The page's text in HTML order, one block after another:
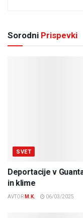
Sorodni Prispevki
SVET
Deportacije v
in klime
AVTOR M.K. 06/03/2025